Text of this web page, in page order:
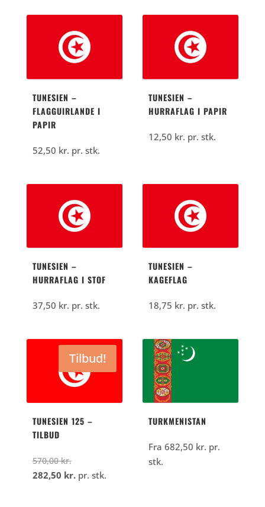
TUNESIEN –
FLAGGUIRLANDE I
PAPIR
52,50 kr. pr. stk.
TUNESIEN –
HURRAFLAG I PAPIR
12,50 kr. pr. stk.
TUNESIEN –
HURRAFLAG I STOF
37,50 kr. pr. stk.
TUNESIEN –
KAGEFLAG
18,75 kr. pr. stk.
Tilbud!
TUNESIEN 125 –
TILBUD
570,00kr.Den
oprindelige
282,50 kr.Den
pr. stk.
TURKMENISTAN
Fra682,50 kr. pr.
stk.